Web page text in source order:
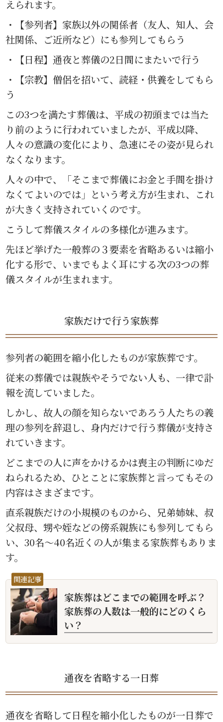
えられます。
・【参列者】家族以外の関係者（友人、知人、会
社関係、ご近所など）にも参列してもらう
・【日程】通夜と葬儀の2日間にまたいで行う
・【宗教】僧侶を招いて、読経・供養をしてもら
う
この3つを満たす葬儀は、平成の初頭までは当た
り前のように行われていましたが、平成以降、
人々の意識の変化により、急速にその姿が見られ
なくなります。
人々の中で、「そこまで葬儀にお金と手間を掛け
なくてよいのでは」という考え方が生まれ、これ
が大きく支持されていくのです。
こうして葬儀スタイルの多様化が進みます。
先ほど挙げた一般葬の３要素を省略あるいは縮小
化する形で、いまでもよく耳にする次の3つの葬
儀スタイルが生まれます。
家族だけで行う家族葬
参列者の範囲を縮小化したものが家族葬です。
従来の葬儀では親族やそうでない人も、一律で訃
報を流していました。
しかし、故人の顔を知らないであろう人たちの義
理の参列を辞退し、身内だけで行う葬儀が支持さ
れていきます。
どこまでの人に声をかけるかは喪主の判断にゆだ
ねられるため、ひとことに家族葬と言ってもその
内容はさまざまです。
直系親族だけの小規模のものから、兄弟姉妹、叔
父叔母、甥や姪などの傍系親族にも参列してもら
い、30名〜40名近くの人が集まる家族葬もありま
す。
関連記事
家族葬はどこまでの範囲を呼ぶ？
家族葬の人数は一般的にどのくら
い？
通夜を省略する一日葬
通夜を省略して日程を縮小化したものが一日葬で